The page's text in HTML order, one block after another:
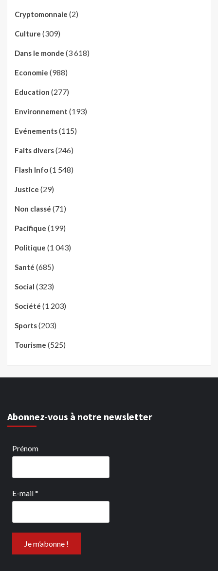
Cryptomonnaie (2)
Culture (309)
Dans le monde (3 618)
Economie (988)
Education (277)
Environnement (193)
Evénements(115)
Faits divers(246)
Flash Info(1 548)
Justice (29)
Non classé (71)
Pacifique (199)
Politique (1 043)
Santé (685)
Social (323)
Société (1 203)
Sports(203)
Tourisme (525)
Abonnez-vous à notre newsletter
Prénom
E-mail*